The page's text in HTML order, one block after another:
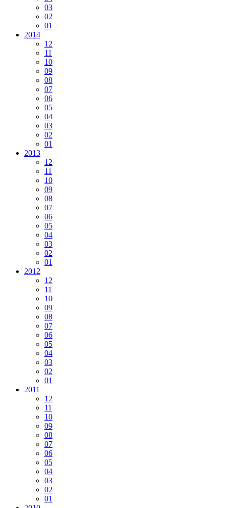
03
02
01
2014
12
11
10
09
08
07
06
05
04
03
02
01
2013
12
11
10
09
08
07
06
05
04
03
02
01
2012
12
11
10
09
08
07
06
05
04
03
02
01
2011
12
11
10
09
08
07
06
05
04
03
02
01